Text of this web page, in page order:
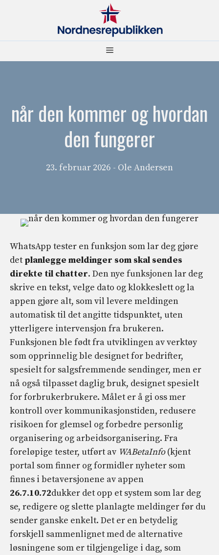
Meny
når den kommer og hvordan
den fungerer
23. februar 2026 - Ole Andersen
WhatsApp tester en funksjon som lar deg gjøre
det planlegge meldinger som skal sendes
direkte til chatter. Den nye funksjonen lar deg
skrive en tekst, velge dato og klokkeslett og la
appen gjøre alt, som vil levere meldingen
automatisk til det angitte tidspunktet, uten
ytterligere intervensjon fra brukeren.
Funksjonen ble født fra utviklingen av verktøy
som opprinnelig ble designet for bedrifter,
spesielt for salgsfremmende sendinger, men er
nå også tilpasset daglig bruk, designet spesielt
for forbrukerbrukere. Målet er å gi oss mer
kontroll over kommunikasjonstiden, redusere
risikoen for glemsel og forbedre personlig
organisering og arbeidsorganisering. Fra
foreløpige tester, utført av WABetaInfo(kjent
portal som finner og formidler nyheter som
finnes i betaversjonene av appen
26.7.10.72dukker det opp et system som lar deg
se, redigere og slette planlagte meldinger før du
sender ganske enkelt. Det er en betydelig
forskjell sammenlignet med de alternative
løsningene som er tilgjengelige i dag, som